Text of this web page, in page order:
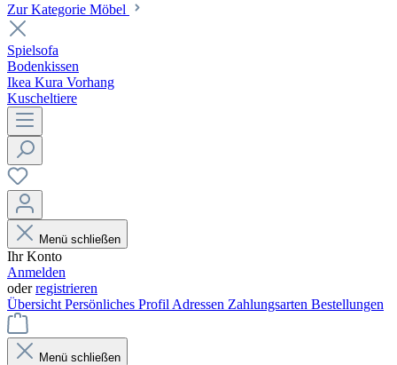
Zur Kategorie Möbel
Spielsofa
Bodenkissen
Ikea Kura Vorhang
Kuscheltiere
Menü schließen
Ihr Konto
Anmelden
oderregistrieren
Übersicht Persönliches Profil Adressen Zahlungsarten Bestellungen
Menü schließen